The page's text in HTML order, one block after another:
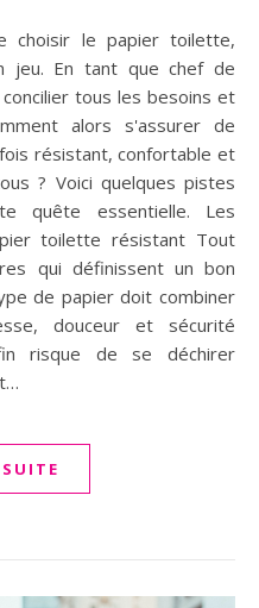
jeu. En tant que chef de
tous les besoins et
alors s'assurer de
résistant, confortable et
? Voici quelques pistes
quête essentielle. Les
toilette résistant Tout
qui définissent un bon
de papier doit combiner
douceur et sécurité
risque de se déchirer